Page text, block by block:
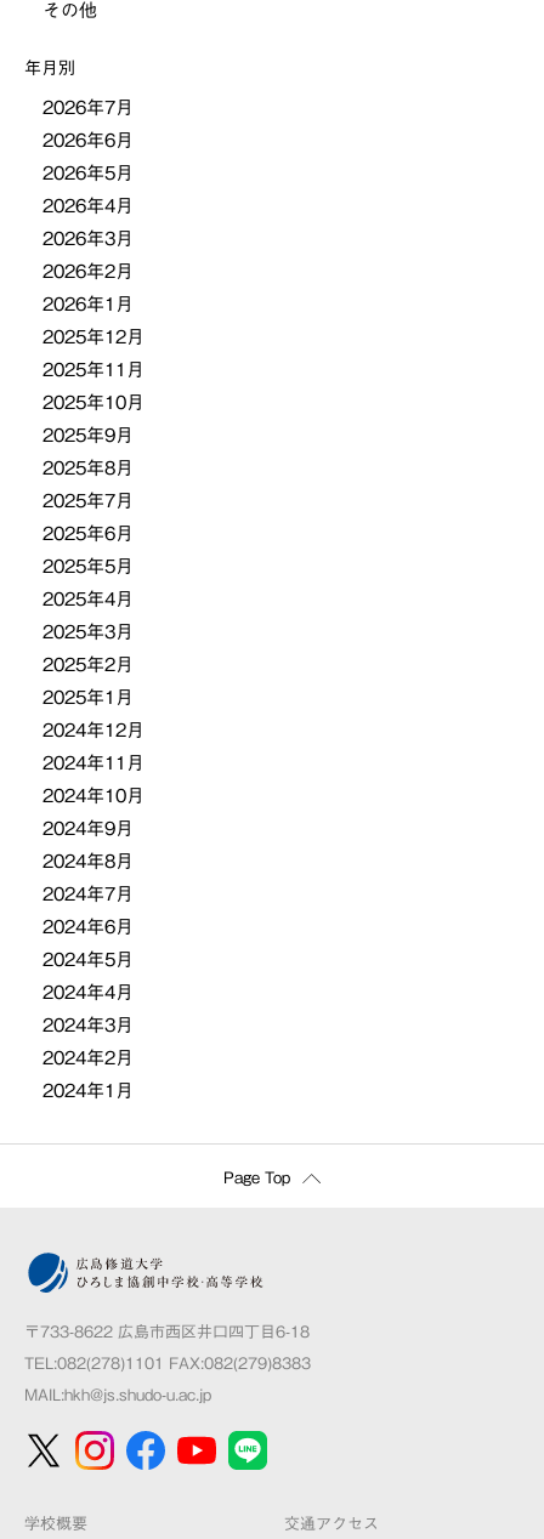
ョ
ン
その他
年月別
2026年7月
2026年6月
2026年5月
2026年4月
2026年3月
2026年2月
2026年1月
2025年12月
2025年11月
2025年10月
2025年9月
2025年8月
2025年7月
2025年6月
2025年5月
2025年4月
2025年3月
2025年2月
2025年1月
2024年12月
2024年11月
2024年10月
2024年9月
2024年8月
2024年7月
2024年6月
2024年5月
2024年4月
2024年3月
2024年2月
2024年1月
Page Top
〒733-8622 広島市西区井口四丁目6-18
TEL:082(278)1101 FAX:082(279)8383
MAIL:hkh@js.shudo-u.ac.jp
学校概要 交通アクセス